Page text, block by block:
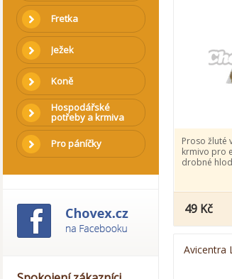
Fretka
Ježek
Koně
Hospodářské
potřeby a krmiva
Pro páníčky
Proso žluté
krmivo pro
drobné
49 Kč
Avicentra